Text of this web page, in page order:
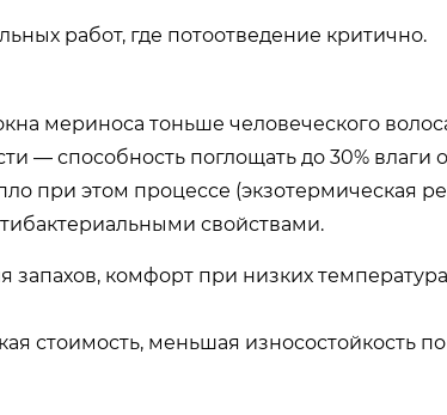
работ, где потоотведение критично.
мериноса тоньше человеческого
— способность поглощать до 30% влаги
при этом процессе (экзотермическая
свойствами.
запахов, комфорт при низких
стоимость, меньшая износостойкость